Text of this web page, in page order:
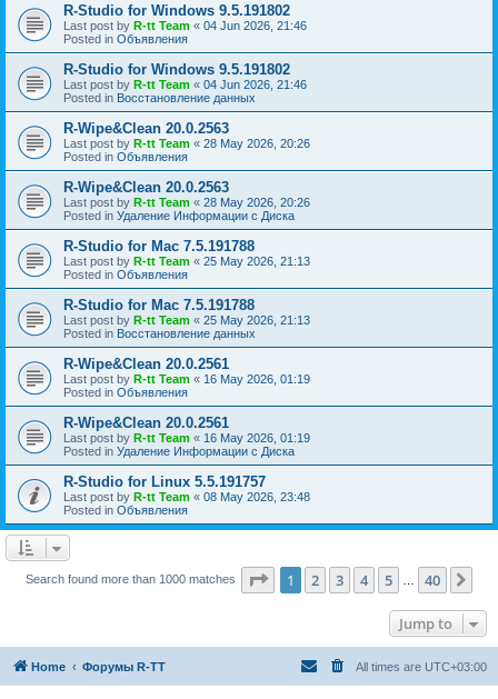
R-Studio for Windows 9.5.191802
Last post by R-tt Team « 04 Jun 2026, 21:46
Posted in Объявления
R-Studio for Windows 9.5.191802
Last post by R-tt Team « 04 Jun 2026, 21:46
Posted in Восстановление данных
R-Wipe&Clean 20.0.2563
Last post by R-tt Team « 28 May 2026, 20:26
Posted in Объявления
R-Wipe&Clean 20.0.2563
Last post by R-tt Team « 28 May 2026, 20:26
Posted in Удаление Информации с Диска
R-Studio for Mac 7.5.191788
Last post by R-tt Team « 25 May 2026, 21:13
Posted in Объявления
R-Studio for Mac 7.5.191788
Last post by R-tt Team « 25 May 2026, 21:13
Posted in Восстановление данных
R-Wipe&Clean 20.0.2561
Last post by R-tt Team « 16 May 2026, 01:19
Posted in Объявления
R-Wipe&Clean 20.0.2561
Last post by R-tt Team « 16 May 2026, 01:19
Posted in Удаление Информации с Диска
R-Studio for Linux 5.5.191757
Last post by R-tt Team « 08 May 2026, 23:48
Posted in Объявления
Search found more than 1000 matches Page 1of 40
1 2 3 4 5 40
Jump to
Home Форумы R-TT All times are UTC+03:00